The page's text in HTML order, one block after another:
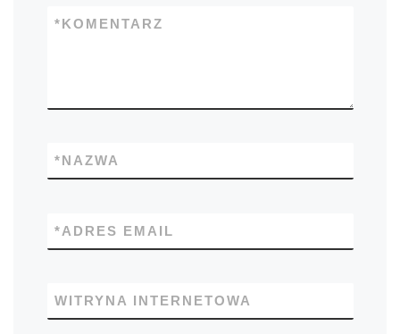
KOMENTARZ
*
NAZWA
*
ADRES EMAIL
*
WITRYNA INTERNETOWA